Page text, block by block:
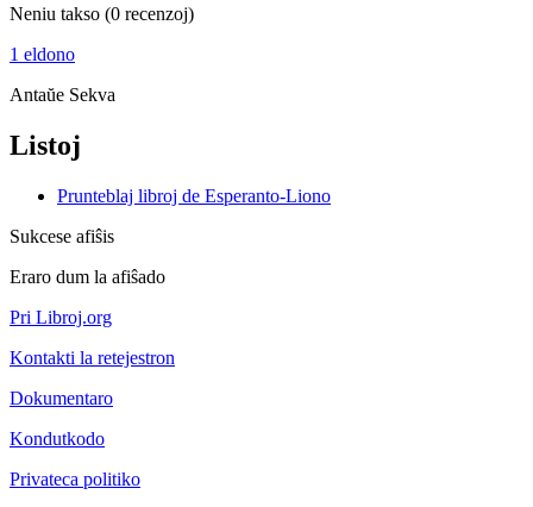
Neniu takso (0 recenzoj)
1 eldono
Antaŭe Sekva
Listoj
Prunteblaj libroj de Esperanto-Liono
Sukcese afiŝis
Eraro dum la afiŝado
Pri Libroj.org
Kontakti la retejestron
Dokumentaro
Kondutkodo
Privateca politiko